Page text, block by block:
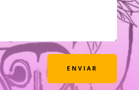
ENVIAR